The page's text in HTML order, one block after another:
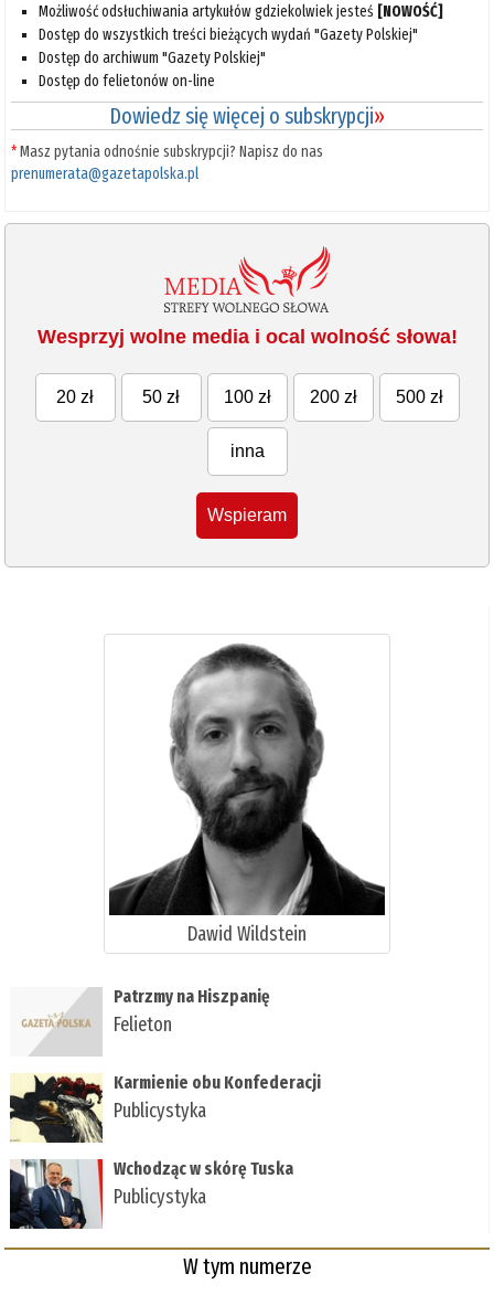
Możliwość odsłuchiwania artykułów gdziekolwiek jesteś [NOWOŚĆ]
Dostęp do wszystkich treści bieżących wydań "Gazety Polskiej"
Dostęp do archiwum "Gazety Polskiej"
Dostęp do felietonów on-line
Dowiedz się więcej o subskrypcji»
*Masz pytania odnośnie subskrypcji? Napisz do nas
prenumerata@gazetapolska.pl
Wesprzyj wolne media i ocal wolność słowa!
20 zł 50 zł 100 zł 200 zł 500 zł
inna
Wspieram
Dawid Wildstein
Patrzmy na Hiszpanię
Felieton
Karmienie obu Konfederacji
Publicystyka
Wchodząc w skórę Tuska
Publicystyka
W tym numerze